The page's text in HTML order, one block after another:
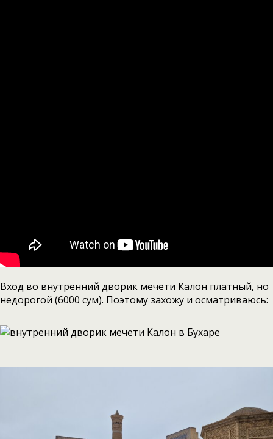
Вход во внутренний дворик мечети Калон платный, но
недорогой (6000 сум). Поэтому захожу и осматриваюсь: